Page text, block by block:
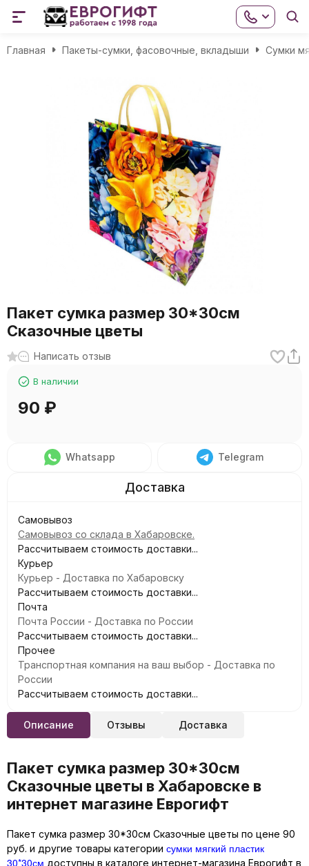
Главная Пакеты-сумки, фасовочные, вкладыши Сумки
Пакет сумка размер 30*30см
Сказочные цветы
Написать отзыв
В наличии
90 ₽
Whatsapp Telegram
Самовывоз
Самовывоз со склада в Хабаровске.
Рассчитываем стоимость доставки...
Курьер
Курьер - Доставка по Хабаровску
Рассчитываем стоимость доставки...
Почта
Почта России - Доставка по России
Рассчитываем стоимость доставки...
Прочее
Транспортная компания на ваш выбор - Доставка по
России
Рассчитываем стоимость доставки...
Описание Отзывы Доставка
Пакет сумка размер 30*30см
Сказочные цветы в Хабаровске в
интернет магазине Еврогифт
Пакет сумка размер 30*30см Сказочные цветы по цене 90
руб. и другие товары категории сумки мягкий пластик
30*30см доступны в каталоге интернет-магазина Еврогифт в